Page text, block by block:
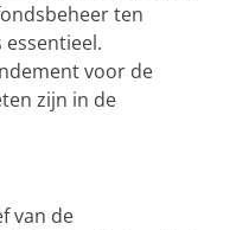
ten
voor de
zijn in de
van de